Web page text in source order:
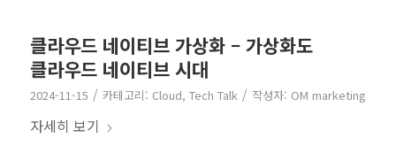
클라우드 네이티브 가상화 – 가상화도
클라우드 네이티브 시대
2024-11-15 / 카테고리: Cloud, Tech Talk / 작성자: OM marketing
자세히 보기